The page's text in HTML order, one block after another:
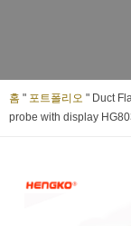
홈 " 포트폴리오 " Duct
probe with display